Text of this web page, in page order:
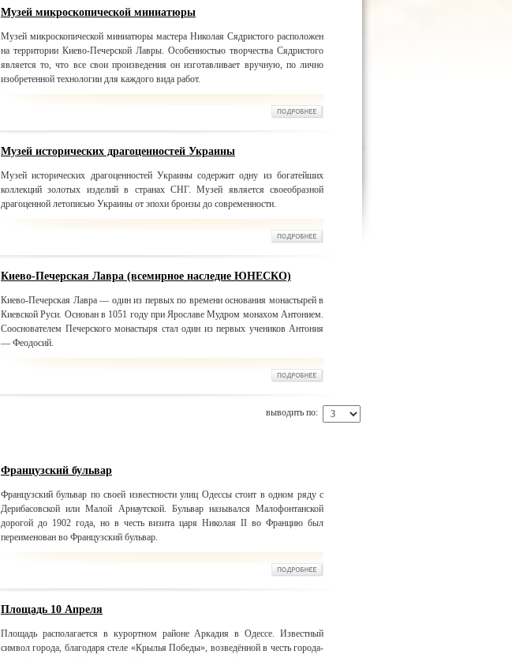
Музей микроскопической миниатюры
Музей микроскопической миниатюры мастера Николая Сядристого расположен
на территории Киево-Печерской Лавры. Особенностью творчества Сядристого
является то, что все свои произведения он изготавливает вручную, по лично
изобретенной технологии для каждого вида работ.
Музей исторических драгоценностей Украины
Музей исторических драгоценностей Украины содержит одну из богатейших
коллекций золотых изделий в странах СНГ. Музей является своеобразной
драгоценной летописью Украины от эпохи бронзы до современности.
Киево-Печерская Лавра (всемирное наследие ЮНЕСКО)
Киево-Печерская Лавра — один из первых по времени основания монастырей в
Киевской Руси. Основан в 1051 году при Ярославе Мудром монахом Антонием.
Сооснователем Печерского монастыря стал один из первых учеников Антония
— Феодосий.
выводить по:
Французский бульвар
Французский бульвар по своей известности улиц Одессы стоит в одном ряду с
Дерибасовской или Малой Арнаутской. Бульвар назывался Малофонтанской
дорогой до 1902 года, но в честь визита царя Николая II во Францию был
переименован во Французский бульвар.
Площадь 10 Апреля
Площадь располагается в курортном районе Аркадия в Одессе. Известный
символ города, благодаря стеле «Крылья Победы», возведённой в честь города-